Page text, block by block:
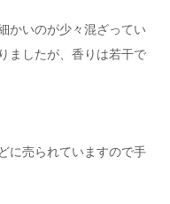
かいのが少々混ざってい
ましたが、香りは若干で
に売られていますので手